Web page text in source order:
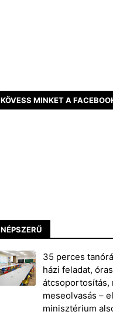
KÖVESS MINKET A
NÉPSZERŰ
35 perces
házi feladat,
átcsoportosítás,
meseolvasás –
minisztérium